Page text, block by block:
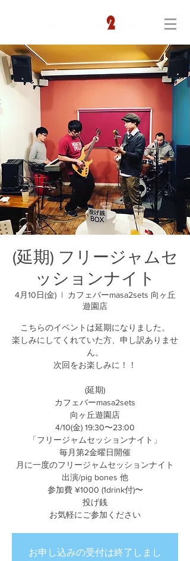
(延期) フリージャムセ
ッションナイト
4月10日(金)
  |
カフェバーmasa2sets 向ヶ丘
遊園店
こちらのイベントは延期になりました。
楽しみにしてくれていた方、申し訳ありませ
ん。
次回をお楽しみに！！
(延期)
カフェバーmasa2sets
向ヶ丘遊園店
4/10(金) 19:30〜23:00
「フリージャムセッションナイト」
毎月第2金曜日開催
月に一度のフリージャムセッションナイト
出演/pig bones 他
参加費 ¥1000 (1drink付)〜
投げ銭
お気軽にご参加ください
お申し込みの受付は終了しまし